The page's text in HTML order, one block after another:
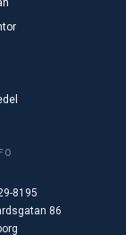
8195
86